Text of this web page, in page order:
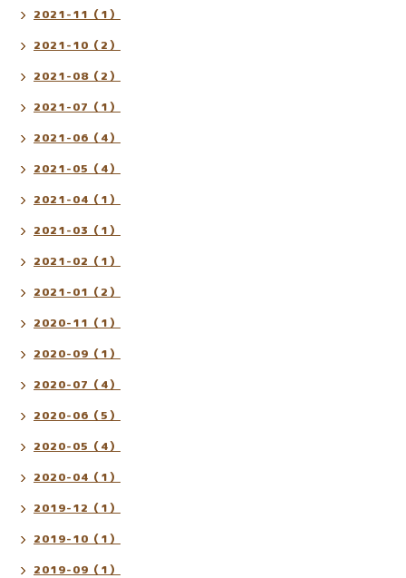
2021-11（1）
2021-10（2）
2021-08（2）
2021-07（1）
2021-06（4）
2021-05（4）
2021-04（1）
2021-03（1）
2021-02（1）
2021-01（2）
2020-11（1）
2020-09（1）
2020-07（4）
2020-06（5）
2020-05（4）
2020-04（1）
2019-12（1）
2019-10（1）
2019-09（1）